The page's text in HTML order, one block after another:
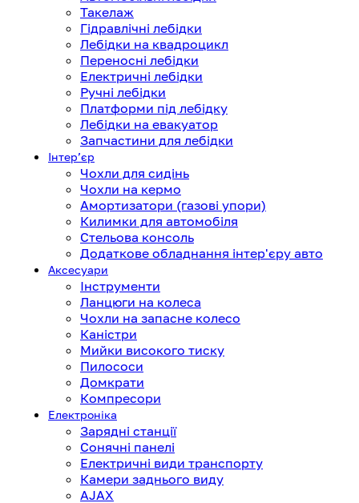
Такелаж
Гідравлічні лебідки
Лебідки на квадроцикл
Переносні лебідки
Електричні лебідки
Ручні лебідки
Платформи під лебідку
Лебідки на евакуатор
Запчастини для лебідки
Інтерʼєр
Чохли для сидінь
Чохли на кермо
Амортизатори (газові упори)
Килимки для автомобіля
Стельова консоль
Додаткове обладнання інтер'єру авто
Аксесуари
Інструменти
Ланцюги на колеса
Чохли на запасне колесо
Каністри
Мийки високого тиску
Пилососи
Домкрати
Компресори
Електроніка
Зарядні станції
Сонячні панелі
Електричні види транспорту
Камери заднього виду
AJAX